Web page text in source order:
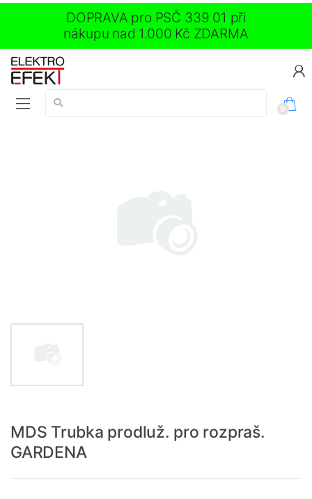
DOPRAVA pro PSČ 339 01 při
nákupu nad 1.000 Kč ZDARMA
Vyhledávání:
0
MDS Trubka prodluž. pro rozpraš.
GARDENA